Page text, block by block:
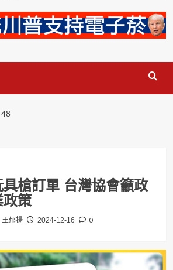
槍訂單 台灣協會籲政
政策
王郁揚 2024-12-16 0